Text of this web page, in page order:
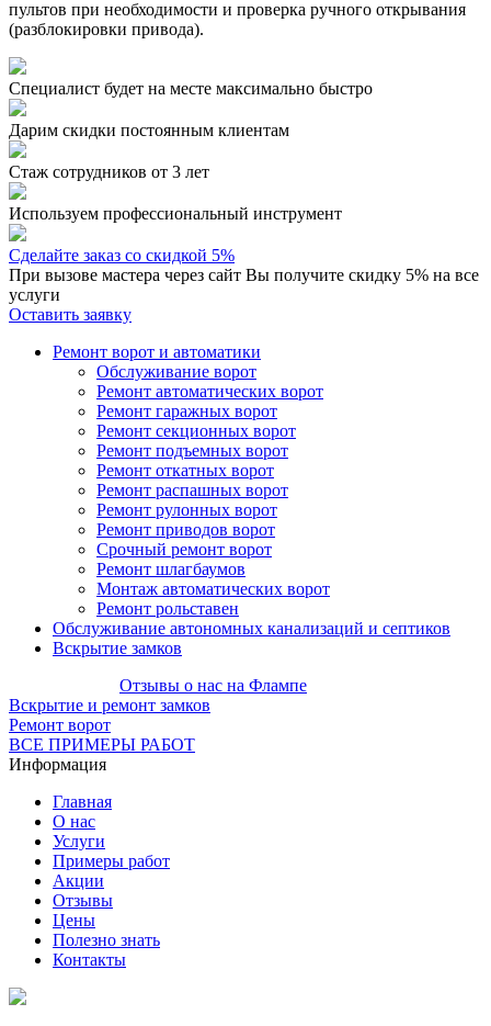
пультов при необходимости и проверка ручного открывания
(разблокировки привода).
Специалист будет на месте максимально быстро
Дарим скидки постоянным клиентам
Стаж сотрудников от 3 лет
Используем профессиональный инструмент
Сделайте заказ со скидкой 5%
При вызове мастера через сайт Вы получите скидку 5% на все
услуги
Оставить заявку
Ремонт ворот и автоматики
Обслуживание ворот
Ремонт автоматических ворот
Ремонт гаражных ворот
Ремонт секционных ворот
Ремонт подъемных ворот
Ремонт откатных ворот
Ремонт распашных ворот
Ремонт рулонных ворот
Ремонт приводов ворот
Срочный ремонт ворот
Ремонт шлагбаумов
Монтаж автоматических ворот
Ремонт рольставен
Обслуживание автономных канализаций и септиков
Вскрытие замков
Отзывы о нас на Флампе
Вскрытие и ремонт замков
Ремонт ворот
ВСЕ ПРИМЕРЫ РАБОТ
Информация
Главная
О нас
Услуги
Примеры работ
Акции
Отзывы
Цены
Полезно знать
Контакты